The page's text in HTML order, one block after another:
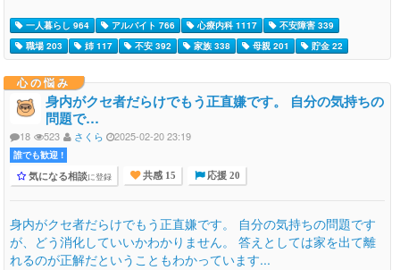
一人暮らし 964 アルバイト 766 心療内科 1117
不安障害 339
職場 203
姉 117 不安 392 家族 338 母親 201 貯金 22
心の悩み
身内がクセ者だらけでもう正直嫌です。 自分の気持ちの
問題で…
18 523 さくら 2025-02-20 23:19
誰でも歓迎 !
気になる相談に登録 共感 15 応援 20
身内がクセ者だらけでもう正直嫌です。 自分の気持ちの問題です
が、どう消化していいかわかりません。 答えとしては家を出て離
れるのが正解だということもわかっています...